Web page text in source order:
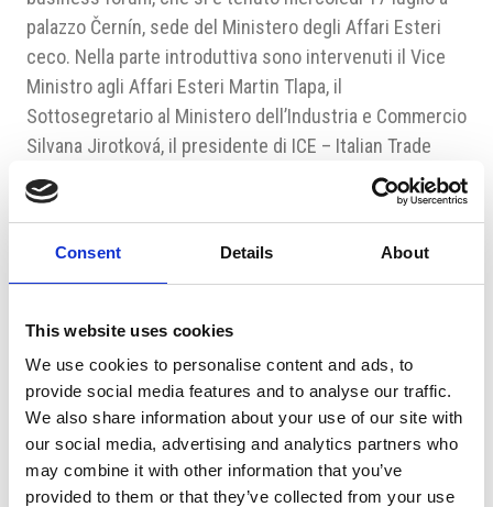
Consent Details About
This website uses cookies
We use cookies to personalise content and ads, to
provide social media features and to analyse our traffic.
We also share information about your use of our site with
our social media, advertising and analytics partners who
may combine it with other information that you’ve
provided to them or that they’ve collected from your use
palazzo Černín, sede del Ministero degli Affari Esteri
ceco. Nella parte introduttiva sono intervenuti il Vice
Ministro agli Affari Esteri Martin Tlapa, il
Sottosegretario al Ministero dell’Industria e Commercio
Silvana Jirotková, il presidente di ICE – Italian Trade
Agency Carlo Maria Ferro e i rappresentanti delle
associazioni imprenditoriali dei due Paesi. La parte
presenza di circa cento aziende italiane a ceche. A
con il Ministro degli Affari Esteri ceco Tomáš Petříček e
un incontro informale con il consiglio direttivo della
Camera Italo-Ceca. In novembre l’incontro verrà
ricambiato con una visita ministeriale in Italia da parte
di una delegazione di aziende ceche.
Fonte: Camic